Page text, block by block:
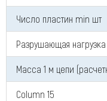
Число пластин min шт
Разрушающая
Масса 1 м цепи
Column 15
Я даю
данных (ФИО/